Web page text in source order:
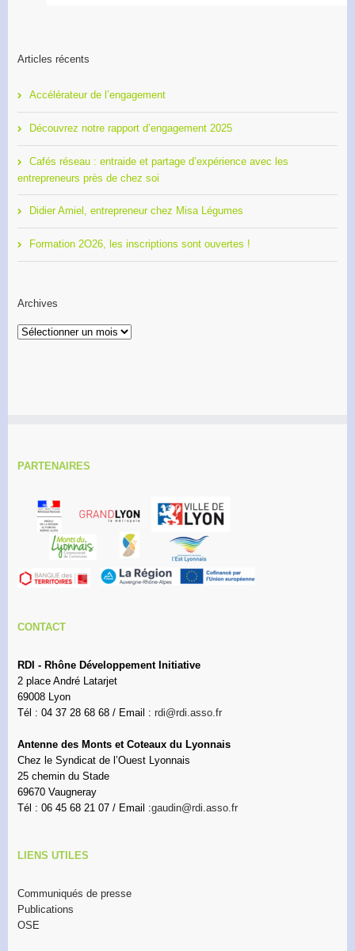
Articles récents
Accélérateur de l’engagement
Découvrez notre rapport d’engagement 2025
Cafés réseau : entraide et partage d’expérience avec les
entrepreneurs près de chez soi
Didier Amiel, entrepreneur chez Misa Légumes
Formation 2O26, les inscriptions sont ouvertes !
Archives
Archives
PARTENAIRES
CONTACT
RDI - Rhône Développement Initiative
2 place André Latarjet
69008 Lyon
Tél : 04 37 28 68 68 / Email : rdi@rdi.asso.fr
Antenne des Monts et Coteaux du Lyonnais
Chez le Syndicat de l’Ouest Lyonnais
25 chemin du Stade
69670 Vaugneray
Tél : 06 45 68 21 07 / Email :gaudin@rdi.asso.fr
LIENS UTILES
Communiqués de presse
Publications
OSE